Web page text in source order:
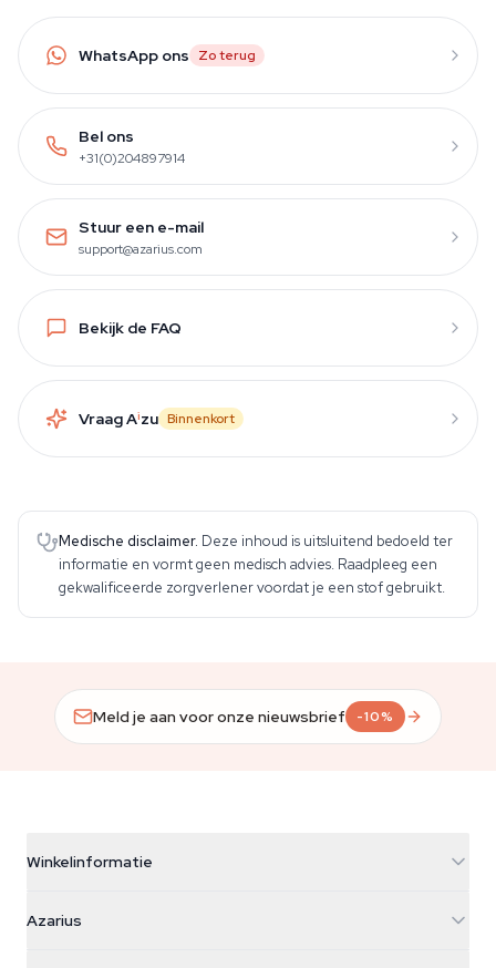
WhatsApp ons Zo terug
Bel ons
+31(0)204897914
Stuur een e-mail
support@azarius.com
Bekijk de FAQ
Vraag Aizu Binnenkort
Medische disclaimer. Deze inhoud is uitsluitend bedoeld ter
informatie en vormt geen medisch advies. Raadpleeg een
gekwalificeerde zorgverlener voordat je een stof gebruikt.
Meld je aan voor onze nieuwsbrief -10%
Winkelinformatie
Galvaniweg 11
Azarius